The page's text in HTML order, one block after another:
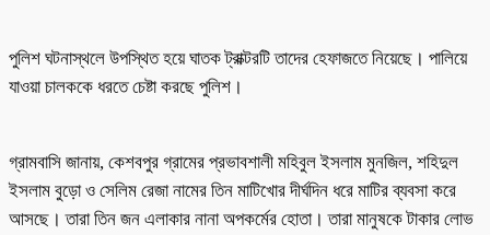
পুলিশ ঘটনাস্থলে উপস্থিত হয়ে ঘাতক ট্রাক্টরটি তাদের হেফাজতে নিয়েছে। পালিয়ে
যাওয়া চালককে ধরতে চেষ্টা করছে পুলিশ।
গ্রামবাসি জানায়, কেশবপুর গ্রামের প্রভাবশালী মহিবুল ইসলাম মুনজিল, শহিদুল
ইসলাম বুড়ো ও সেলিম রেজা নামের তিন মাটিখোর দীর্ঘদিন ধরে মাটির ব্যবসা করে
আসছে। তারা তিন জন এলাকার নানা অপকর্মের হোতা। তারা মানুষকে টাকার লোভ